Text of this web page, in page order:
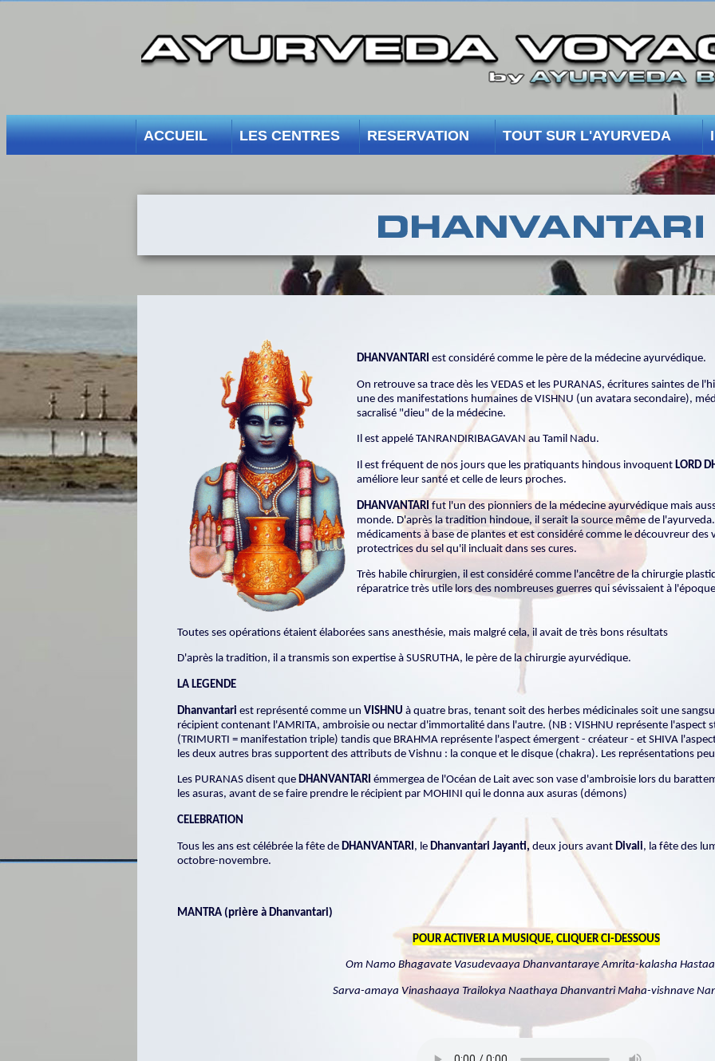
DHANVANTARI est considéré comme le père de la médecine ayurvédique.
On retrouve sa trace dès les VEDAS et les PURANAS, écritures saintes de
une des manifestations humaines de VISHNU (un avatara secondaire),
sacralisé "dieu" de la médecine.
Il est appelé TANRANDIRIBAGAVAN au Tamil Nadu.
Il est fréquent de nos jours que les pratiquants hindous invoquent LORD
améliore leur santé et celle de leurs proches.
DHANVANTARI fut l'un des pionniers de la médecine ayurvédique mais
monde. D'après la tradition hindoue, il serait la source même de
médicaments à base de plantes et est considéré comme le découvreur
protectrices du sel qu'il incluait dans ses cures.
Très habile chirurgien, il est considéré comme l'ancêtre de la chirurgie
réparatrice très utile lors des nombreuses guerres qui sévissaient à
Toutes ses opérations étaient élaborées sans anesthésie, mais malgré cela, il avait de très bons résultats
D'après la tradition, il a transmis son expertise à SUSRUTHA, le père de la chirurgie ayurvédique.
LA LEGENDE
Dhanvantari est représenté comme un VISHNU à quatre bras, tenant soit des herbes médicinales soit une
récipient contenant l'AMRITA, ambroisie ou nectar d'immortalité dans l'autre. (NB : VISHNU représente l'aspect
(TRIMURTI = manifestation triple) tandis que BRAHMA représente l'aspect émergent - créateur - et SHIVA
les deux autres bras supportent des attributs de Vishnu : la conque et le disque (chakra). Les représentations
Les PURANAS disent que DHANVANTARI émmergea de l'Océan de Lait avec son vase d'ambroisie lors du
les asuras, avant de se faire prendre le récipient par MOHINI qui le donna aux asuras (démons)
CELEBRATION
Tous les ans est célébrée la fête de DHANVANTARI , le Dhanvantari Jayanti, deux jours avant Divali, la fête des
octobre-novembre.
MANTRA (prière à Dhanvantari)
POUR ACTIVER LA MUSIQUE, CLIQUER CI-DESSOUS
Om Namo Bhagavate Vasudevaaya Dhanvantaraye Amrita-kalasha
Sarva-amaya Vinashaaya Trailokya Naathaya Dhanvantri Maha-vishnave
ACCUEIL LES CENTRES RESERVATION TOUT SUR L'AYURVEDA